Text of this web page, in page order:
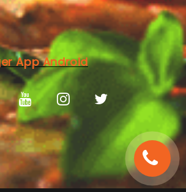
App Android